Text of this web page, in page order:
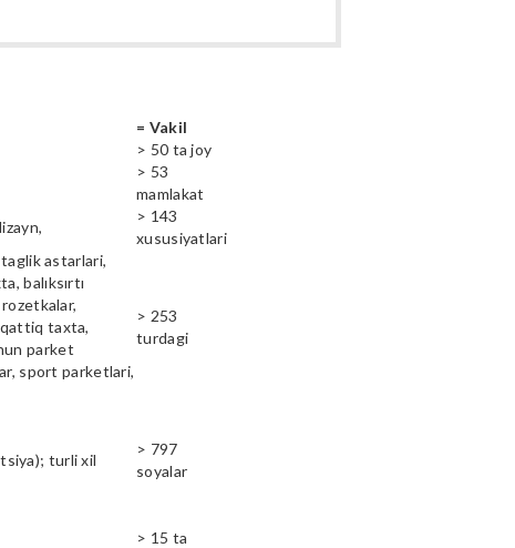
= Vakil
> 50 ta joy
> 53
mamlakat
> 143
xususiyatlari
astarlari,
balıksırtı
taxta,
parket
sport parketlari,
> 253
turdagi
turli xil
> 797
soyalar
> 15 ta